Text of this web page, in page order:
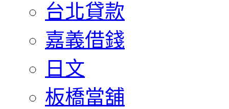
台北貸款
嘉義借錢
日文
板橋當舖